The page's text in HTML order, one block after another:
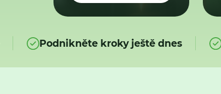
Podnikněte kroky ještě dnes